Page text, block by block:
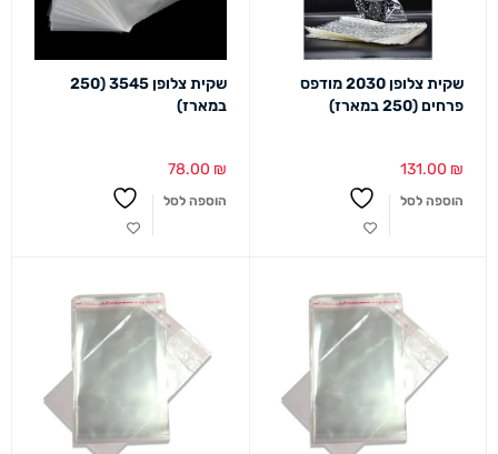
שקית צלופן 2030 מודפס
פרחים (250 במארז)
131.00 ₪
הוספה לסל
שקית צלופן 3545 (250
במארז)
78.00 ₪
הוספה לסל